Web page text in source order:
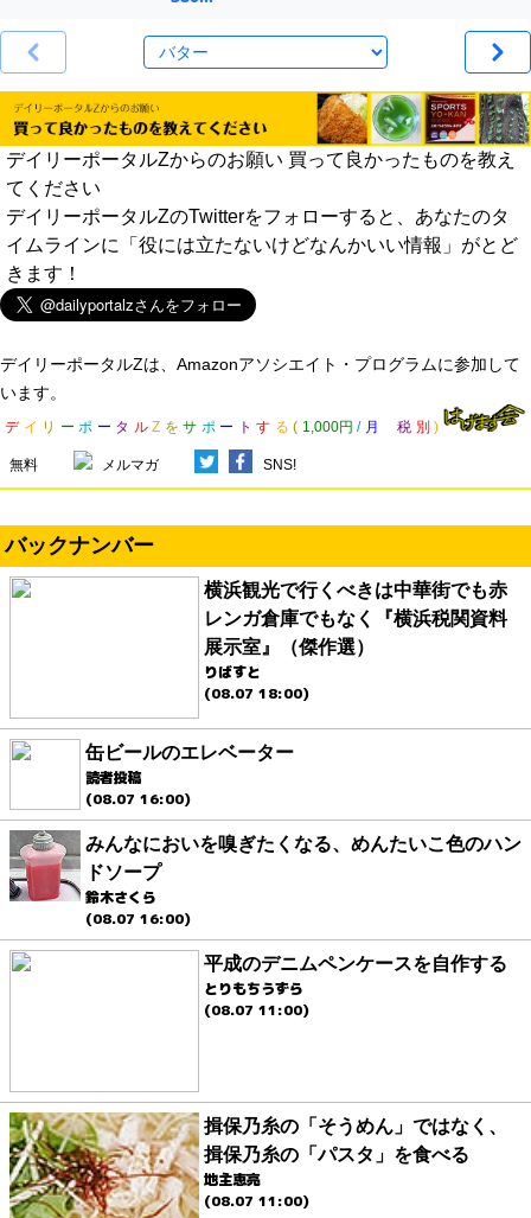
デイリーポータルZからのお願い 買って良かったものを教え
てください
デイリーポータルZのTwitterをフォローすると、あなたのタ
イムラインに「役には立たないけどなんかいい情報」がとど
きます！
デイリーポータルZは、Amazonアソシエイト・プログラムに参加して
います。
デ イ リ ー ポ ー タ ル Z を サ ポ ー ト す る ( 1,000円 / 月 税 別 )
無料 メルマガ SNS!
バックナンバー
横浜観光で行くべきは中華街でも赤
レンガ倉庫でもなく『横浜税関資料
展示室』（傑作選）
りばすと
(08.07 18:00)
缶ビールのエレベーター
読者投稿
(08.07 16:00)
みんなにおいを嗅ぎたくなる、めんたいこ色のハン
ドソープ
鈴木さくら
(08.07 16:00)
平成のデニムペンケースを自作する
とりもちうずら
(08.07 11:00)
揖保乃糸の「そうめん」ではなく、
揖保乃糸の「パスタ」を食べる
地主恵亮
(08.07 11:00)